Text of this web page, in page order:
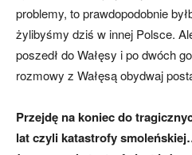
problemy, to prawdopodobnie
żylibyśmy dziś w innej Polsce.
poszedł do Wałęsy i po dwóch
rozmowy z Wałęsą obydwaj
Przejdę na koniec do
lat czyli katastrofy